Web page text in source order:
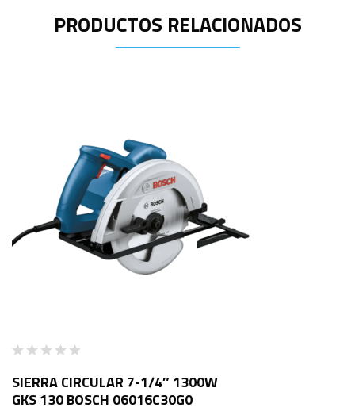
PRODUCTOS RELACIONADOS
SIERRA CIRCULAR 7-1/4″ 1300W
GKS 130 BOSCH 06016C30G0